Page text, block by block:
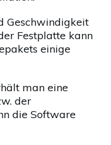
Geschwindigkeit
Festplatte kann
einige
man eine
der
die Software